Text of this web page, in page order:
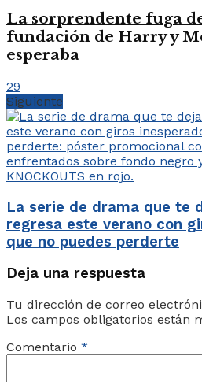
La sorprendente fuga
fundación de Harry y
esperaba
29
Siguiente
La serie de drama que te
regresa este verano con
que no puedes perderte
Deja una respuesta
Tu dirección de correo
Los campos obligatorios están
Comentario *